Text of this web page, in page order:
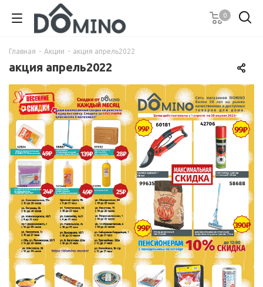
0
Главная - Акции - акция апрель2022
акция апрель2022